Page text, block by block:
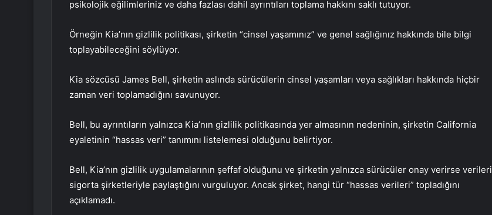
psikolojik eğilimleriniz ve daha fazlası dahil ayrıntıları toplama hakkını saklı tutuyor.
Örneğin Kia’nın gizlilik politikası, şirketin “cinsel yaşamınız” ve genel sağlığınız hakkında bile bilgi
toplayabileceğini söylüyor.
Kia sözcüsü James Bell, şirketin aslında sürücülerin cinsel yaşamları veya sağlıkları hakkında hiçbir
zaman veri toplamadığını savunuyor.
Bell, bu ayrıntıların yalnızca Kia’nın gizlilik politikasında yer almasının nedeninin, şirketin California
eyaletinin “hassas veri” tanımını listelemesi olduğunu belirtiyor.
Bell, Kia’nın gizlilik uygulamalarının şeffaf olduğunu ve şirketin yalnızca sürücüler onay verirse verileri
sigorta şirketleriyle paylaştığını vurguluyor. Ancak şirket, hangi tür “hassas verileri” topladığını
açıklamadı.